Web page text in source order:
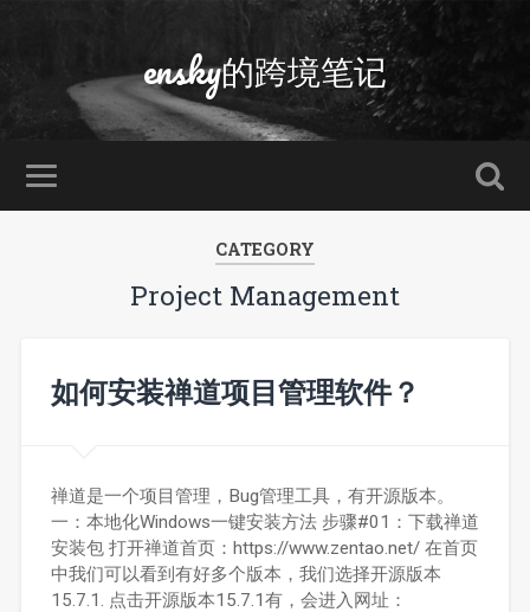
ensky的跨境笔记
CATEGORY
Project Management
如何安装禅道项目管理软件？
禅道是一个项目管理，Bug管理工具，有开源版本。
一：本地化Windows一键安装方法 步骤#01：下载禅道
安装包 打开禅道首页：https://www.zentao.net/ 在首页
中我们可以看到有好多个版本，我们选择开源版本
15.7.1. 点击开源版本15.7.1有，会进入网址：